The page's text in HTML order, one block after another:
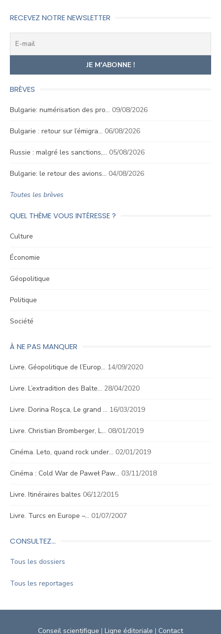
RECEVEZ NOTRE NEWSLETTER
BRÈVES
Bulgarie: numérisation des pro… 09/08/2026
Bulgarie : retour sur l’émigra… 06/08/2026
Russie : malgré les sanctions,… 05/08/2026
Bulgarie: le retour des avions… 04/08/2026
Toutes les brèves
QUEL THÈME VOUS INTÉRESSE ?
Culture
Économie
Géopolitique
Politique
Société
À NE PAS MANQUER
Livre. Géopolitique de l’Europ… 14/09/2020
Livre. L’extradition des Balte… 28/04/2020
Livre. Dorina Roşca, Le grand … 16/03/2019
Livre. Christian Bromberger, L… 08/01/2019
Cinéma. Leto, quand rock under… 02/01/2019
Cinéma : Cold War de Paweł Paw… 03/11/2018
Livre. Itinéraires baltes 06/12/2015
Livre. Turcs en Europe –… 01/07/2007
CONSULTEZ…
Tous les dossiers
Tous les reportages
Conseil scientifique | Ligne éditoriale | Contact